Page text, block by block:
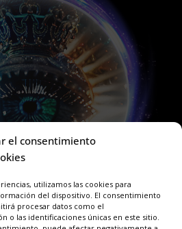
el consentimiento
utilizamos las cookies para
del dispositivo. El consentimiento
procesar datos como el
o las identificaciones únicas en este sitio.